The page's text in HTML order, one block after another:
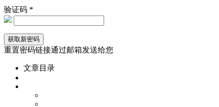
验证码 *
重置密码链接通过邮箱发送给您
文章目录